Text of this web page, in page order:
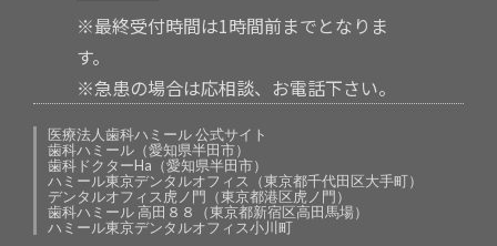
※最終受付時間は1時間前までとなりま
す。
※急患の場合は応相談、お電話下さい。
医療法人歯科ハミール 公式サイト
歯科ハミール（愛知県半田市）
歯科ドクターHa（愛知県半田市）
ハミール東京デンタルオフィス（東京都千代田区大手町）
デンタルオフィス虎ノ門（東京都港区虎ノ門）
歯科ハミール 高田８８（東京都新宿区高田馬場）
ハミール東京デンタルオフィス小川町